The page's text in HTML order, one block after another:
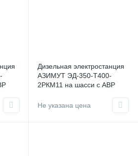
Дизельная электростанция
АЗИМУТ ЭД-350-Т400-
2РКМ11 на шасси с АВР
Не указана цена